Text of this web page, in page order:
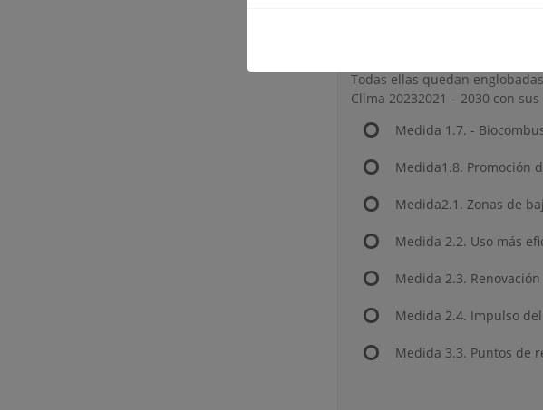
Todas ellas quedan
Clima 20232021 – 2030 con
Medida 1.7. -
Medida1.8. Promoción
Medida2.1. Zonas de
Medida 2.2. Uso más
Medida 2.3.
Medida 2.4. Impulso
Medida 3.3. Puntos de